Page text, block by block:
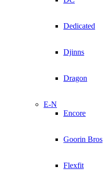
Dedicated
Djinns
Dragon
E-N
Encore
Goorin Bros
Flexfit